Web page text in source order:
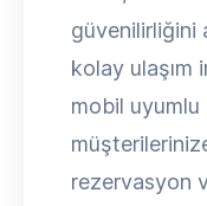
güvenilirliğini
kolay ulaşım
mobil
rezervasyon